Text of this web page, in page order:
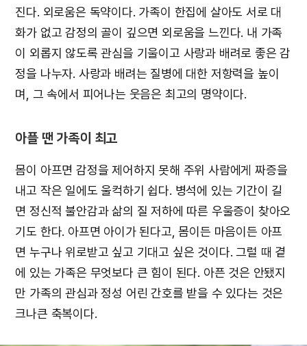
진다. 외로움은 독약이다. 가족이 한집에 살아도 서로 대
화가 없고 감정의 골이 깊으면 외로움을 느낀다. 내 가족
이 외롭지 않도록 관심을 기울이고 사랑과 배려로 좋은 감
정을 나누자. 사랑과 배려는 질병에 대한 저항력을 높이
며, 그 속에서 피어나는 웃음은 최고의 명약이다.
아플 땐 가족이 최고
몸이 아프면 감정을 제어하지 못해 주위 사람에게 짜증을
내고 작은 일에도 울컥하기 쉽다. 병석에 있는 기간이 길
면 정신적 불안감과 삶의 질 저하에 따른 우울증이 찾아오
기도 한다. 아프면 아이가 된다고, 몸이든 마음이든 아프
면 누구나 위로받고 싶고 기대고 싶은 것이다. 그럴 때 곁
에 있는 가족은 무엇보다 큰 힘이 된다. 아픈 것은 안됐지
만 가족의 관심과 정성 어린 간호를 받을 수 있다는 것은
크나큰 축복이다.